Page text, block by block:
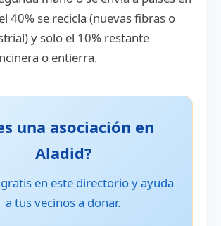
40% se recicla (nuevas fibras o
y solo el 10% restante
o entierra.
una asociación en
Aladid?
en este directorio y ayuda
a tus vecinos a donar.